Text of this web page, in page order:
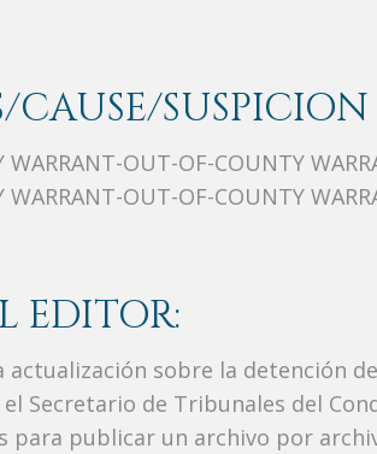
CAUSE/SUSPICION
OUT-OF-COUNTY
OUT-OF-COUNTY
EDITOR:
actualización sobre la detención de
Secretario de Tribunales del
para publicar un archivo por